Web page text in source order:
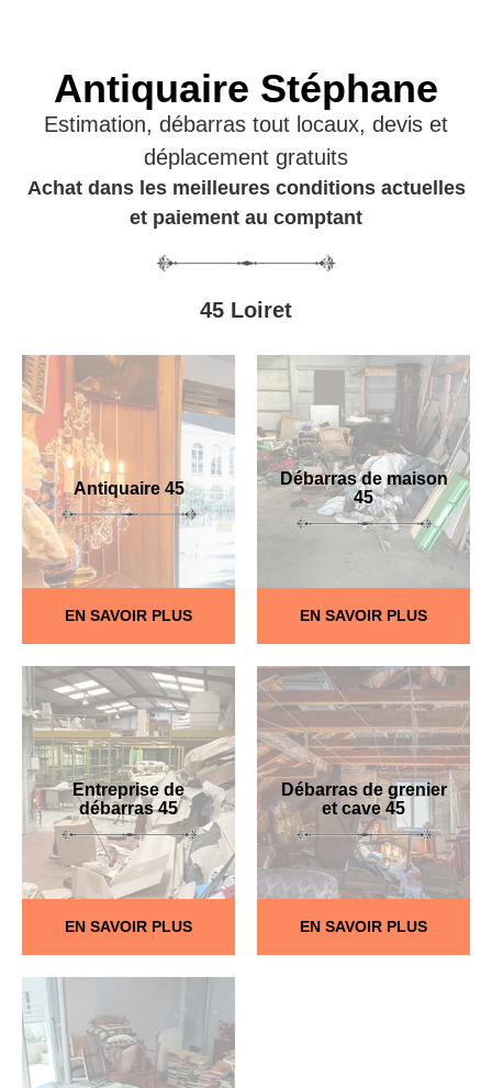
Antiquaire Stéphane
Estimation, débarras tout locaux, devis et
déplacement gratuits
Achat dans les meilleures conditions actuelles
et paiement au comptant
45 Loiret
Antiquaire 45
EN SAVOIR PLUS
Débarras de maison
45
EN SAVOIR PLUS
Entreprise de
débarras 45
EN SAVOIR PLUS
Débarras de grenier
et cave 45
EN SAVOIR PLUS